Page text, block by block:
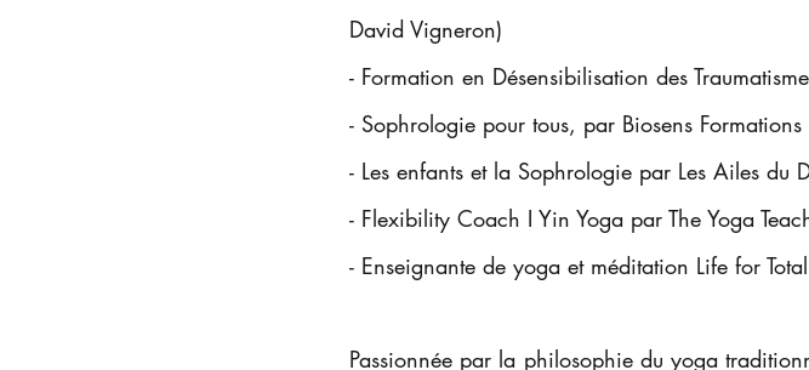
David Vigneron)
- Formation en Désensibilisation des
- Sophrologie pour tous, par Biosens Formations
- Les enfants et la Sophrologie par Les Ailes du
- Flexibility Coach I Yin Yoga par The Yoga
- Enseignante de yoga et méditation Life for
Passionnée par la philosophie du yoga